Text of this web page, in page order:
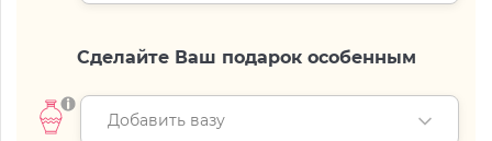
Сделайте Ваш подарок особенным
Добавить вазу